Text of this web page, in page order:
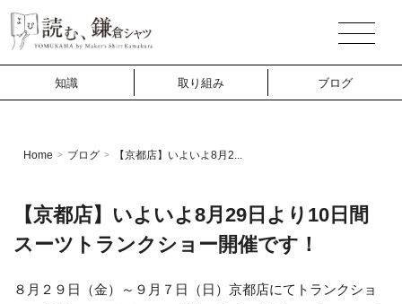
知識 取り組み ブログ
Home > ブログ > 【京都店】いよいよ8月2...
【京都店】いよいよ8月29日より10日間
スーツトランクショー開催です！
８月２９日（金）～９月７日（日）京都店にてトランクショ